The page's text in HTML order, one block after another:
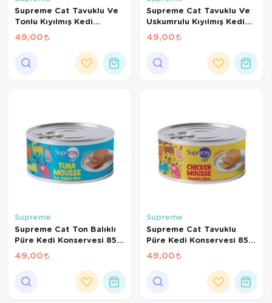
Supreme Cat Tavuklu Ve
Tonlu Kıyılmış Kedi
Konservesi 85 Gr
49,00
Supreme Cat Tavuklu Ve
Uskumrulu Kıyılmış Kedi
Konservesi 85 Gr
49,00
Supreme
Supreme Cat Ton Balıklı
Püre Kedi Konservesi 85
Gr
49,00
Supreme
Supreme Cat Tavuklu
Püre Kedi Konservesi 85
Gr
49,00